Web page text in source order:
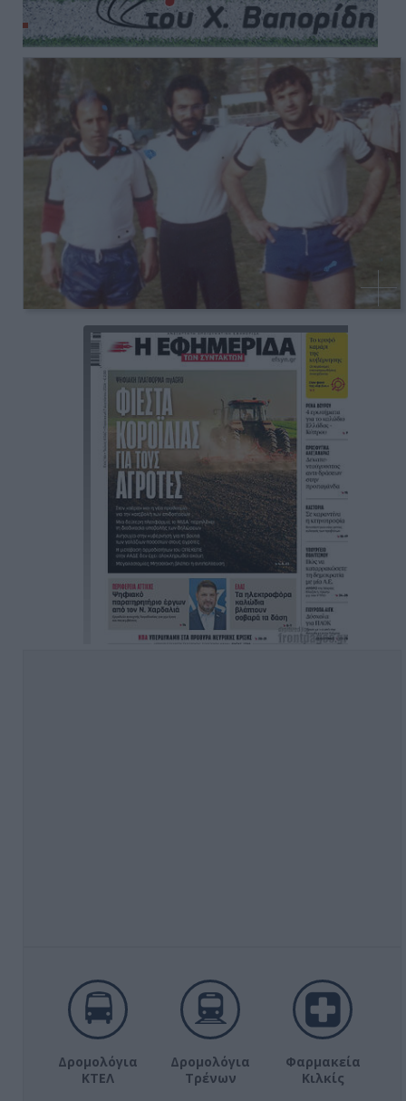
Δρομολόγια
ΚΤΕΛ
Δρομολόγια
Τρένων
Φαρμακεία
Κιλκίς